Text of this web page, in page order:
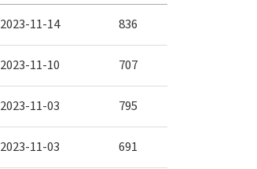
2023-11-14 836
2023-11-10 707
2023-11-03 795
2023-11-03 691